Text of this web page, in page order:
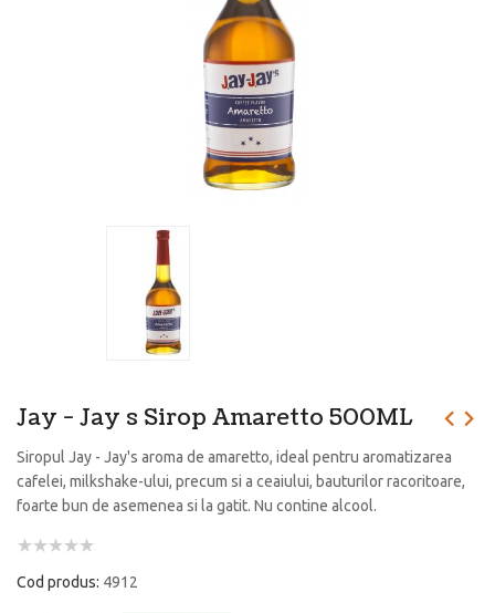
Jay - Jay s Sirop Amaretto 500ML
Siropul Jay - Jay's aroma de amaretto, ideal pentru aromatizarea
cafelei, milkshake-ului, precum si a ceaiului, bauturilor racoritoare,
foarte bun de asemenea si la gatit. Nu contine alcool.
Cod produs: 4912